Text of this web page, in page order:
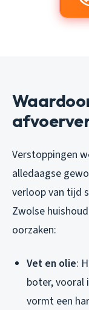
Verstoppingen
alledaagse
verloop van tijd
Zwolse
oorzaken:
Vet en olie:
boter, vooral
vormt een